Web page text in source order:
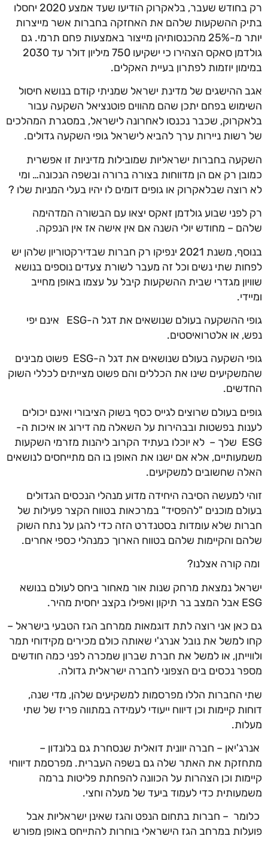
רק בחודש שעבר, בלאקרוק הודיעו שעד אמצע 2020 יחסלו
בתיק ההשקעות שלהם את האחזקה בחברות אשר מייצרות
יותר מ-25% מהכנסותיהן מייצור באמצעות פחם תרמי. גם
גולדמן סאקס הצהירו כי ישקיעו 750 מיליון דולר עד 2030
במימון יוזמות לפתרון בעיית האקלים.
אגב ההישגים של מדינת ישראל שמניתי קודם בנושא חיסול
השימוש בפחם יתכן שהם מהווים פוטנציאל השקעה עבור
בלאקרוק, שכבר נכנסו לאחרונה לישראל, במסגרת המהלכים
של רשות ניירות ערך להביא לישראל גופי השקעה גדולים.
השקעה בחברות ישראליות שמובילות מדיניות זו אפשרית
כמובן רק אם הן מדווחות בצורה ברורה ובשפה הנכונה… ומי
לא רוצה שבלאקרוק או גופים דומים לו יהיו בעלי המניות שלו ?
רק לפני שבוע גולדמן זאקס יצאו עם הבשורה המדהימה
שלהם – מחודש יולי השנה אם אין אישה אז אין הנפקה.
בנוסף, משנת 2021 ינפיקו רק חברות שבדירקטוריון שלהן יש
לפחות שתי נשים וכל זה מעבר לשורת צעדים נוספים בנושא
שוויון מגדרי שבית ההשקעות קיבל על עצמו באופן מחייב
ומיידי.
גופי ההשקעה בעולם שנושאים את דגל ה-ESG אינם יפי
נפש, או אלטרואיסטים.
גופי השקעה בעולם שנושאים את דגל ה-ESG פשוט מבינים
שהמשקיעים שינו את הכללים והם פשוט מצייתים לכללי השוק
החדשים.
גופים בעולם שרוצים לגייס כסף בשוק הציבורי ואינם יכולים
לענות בפשטות ובבהירות על השאלה מה דירוג או איכות ה-
ESG שלך – לא יוכלו בעתיד הקרוב ליהנות מזרמי השקעות
משמעותיים, אלא אם ישנו את האופן בו הם מתייחסים לנושאים
האלה שחשובים למשקיעים.
זוהי למעשה הסיבה היחידה מדוע מנהלי הנכסים הגדולים
בעולם מוכנים "להפסיד" במרכאות בטווח הקצר פעילות של
חברות שלא עומדות בסטנדרט הזה כדי להגן על נתח השוק
שלהם והקיימות שלהם בטווח הארוך כמנהלי כספי אחרים.
ומה קורה אצלנו?
ישראל נמצאת מרחק שנות אור מאחור ביחס לעולם בנושא
ESG אבל המצב בר תיקון ואפילו בקצב יחסית מהיר.
גם כאן אני רוצה לתת דוגמאות ממרחב הגז הטבעי בישראל –
קחו למשל את נובל אנרג'י שאותה כולם מכירים מקידוחי תמר
ולווייתן, או למשל את חברת שברון שמכרה לפני כמה חודשים
מספר נכסים בים הצפוני לחברה ישראלית גדולה.
שתי החברות הללו מפרסמות למשקיעים שלהן, מדי שנה,
דוחות קיימות וכן דיווח ייעודי לעמידה במתווה פריז של שתי
מעלות.
אנרג'יאן – חברה יוונית דואלית שנסחרת גם בלונדון –
מתחזקת את האתר שלה גם בשפה העברית. מפרסמת דיווחי
קיימות וכן הצהרות על הכוונה להפחתת פליטות ברמה
משמעותית כדי לעמוד ביעד של מעלה וחצי.
כלומר – חברות בתחום הנפט והגז שאינן ישראליות אבל
פועלות במרחב הגז הישראלי בוחרות להתייחס באופן מפורש